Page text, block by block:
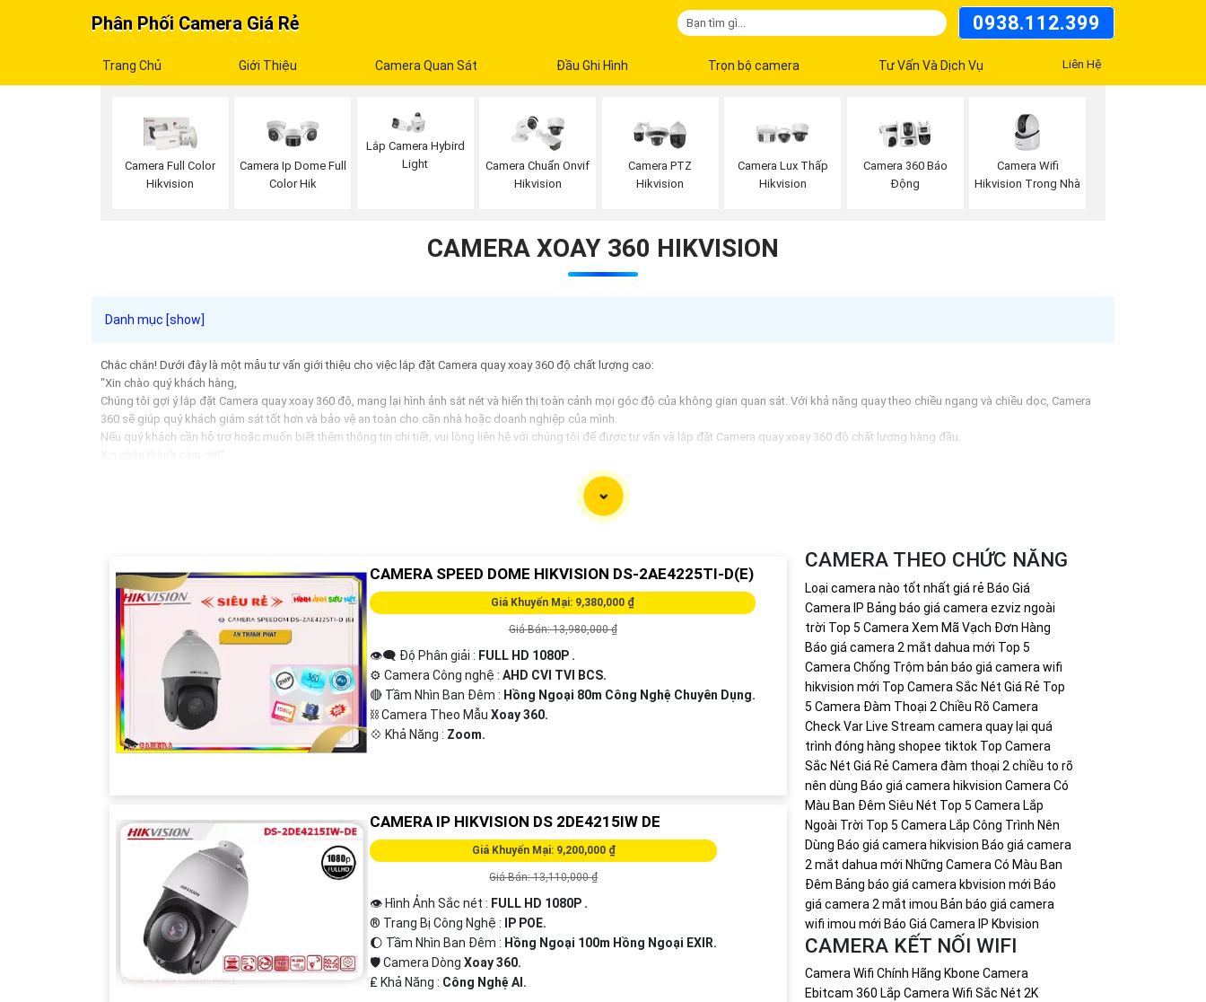
Phân Phối Camera Giá Rẻ 0938.112.399
Trang Chủ Giới Thiệu Camera Quan Sát Đầu Ghi Hình Trọn bộ camera Tư Vấn Và Dịch Vụ Liên Hệ
Camera Full Color
Hikvision
Camera Ip Dome Full
Color Hik
Lắp Camera Hybird
Light
Camera Chuẩn Onvif
Hikvision
Camera PTZ
Hikvision
Camera Lux Thấp
Hikvision
Camera 360 Báo
Động
Camera Wifi
Hikvision Trong Nhà
CAMERA XOAY 360 HIKVISION
Chắc chắn! Dưới đây là một mẫu tư vấn giới thiệu cho việc lắp đặt Camera quay xoay 360 độ chất lượng cao:
"Xin chào quý khách hàng,
Chúng tôi gợi ý lắp đặt Camera quay xoay 360 độ, mang lại hình ảnh sắt nét và hiển thị toàn cảnh mọi góc độ của không gian quan sát. Với khả năng quay theo chiều ngang và chiều dọc, Camera
360 sẽ giúp quý khách giám sát tốt hơn và bảo vệ an toàn cho căn nhà hoặc doanh nghiệp của mình.
Nếu quý khách cần hỗ trợ hoặc muốn biết thêm thông tin chi tiết, vui lòng liên hệ với chúng tôi để được tư vấn và lắp đặt Camera quay xoay 360 độ chất lượng hàng đầu.
CAMERA SPEED DOME HIKVISION DS-2AE4225TI-D(E)
Giá Khuyến Mại: 9,380,000 ₫
Giá Bán: 13,980,000 ₫
👁️‍🗨 Độ Phân giải : FULL HD 1080P .
⚙ Camera Công nghệ :AHD CVI TVI BCS.
🔴 Tầm Nhìn Ban Đêm : Hồng Ngoại 80m Công Nghệ Chuyên Dụng.
⛓ Camera Theo MẫuXoay 360.
️💠 Khả Năng : Zoom.
CAMERA IP HIKVISION DS 2DE4215IW DE
Giá Khuyến Mại: 9,200,000 ₫
Giá Bán: 13,110,000 ₫
👁 Hình Ảnh Sắc nét : FULL HD 1080P .
®️ Trang Bị Công Nghệ :
IP POE.
🌔 Tầm Nhìn Ban Đêm : Hồng Ngoại 100m Hồng Ngoại EXIR.
🛡 Camera DòngXoay 360.
️₤ Khả Năng : Công Nghệ AI.
CAMERA THEO CHỨC NĂNG
Loại camera nào tốt nhất giá rẻ Báo Giá
Camera IP Bảng báo giá camera ezviz ngoài
trời Top 5 Camera Xem Mã Vạch Đơn Hàng
Báo giá camera 2 mắt dahua mới Top 5
Camera Chống Trộm bản báo giá camera wifi
hikvision mới Top Camera Sắc Nét Giá Rẻ Top
5 Camera Đàm Thoại 2 Chiều Rõ Camera
Check Var Live Stream camera quay lại quá
trình đóng hàng shopee tiktok Top Camera
Sắc Nét Giá Rẻ Camera đàm thoại 2 chiều to rõ
nên dùng Báo giá camera hikvision Camera Có
Màu Ban Đêm Siêu Nét Top 5 Camera Lắp
Ngoài Trời Top 5 Camera Lắp Công Trình Nên
Dùng Báo giá camera hikvision Báo giá camera
2 mắt dahua mới Những Camera Có Màu Ban
Đêm Bảng báo giá camera kbvision mới Báo
giá camera 2 mắt imou Bản báo giá camera
wifi imou mới Báo Giá Camera IP Kbvision
CAMERA KẾT NỐI WIFI
Camera Wifi Chính Hãng Kbone Camera
Ebitcam 360 Lắp Camera Wifi Sắc Nét 2K